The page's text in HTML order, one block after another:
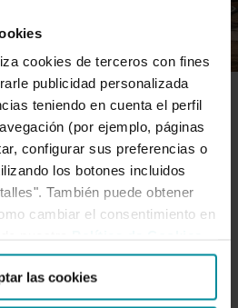
cookies de terceros con fines
publicidad personalizada
teniendo en cuenta el perfil
(por ejemplo, páginas
configurar sus preferencias o
los botones incluidos
También puede obtener
cambiar el consentimiento en
las cookies
itinerantes
a 18